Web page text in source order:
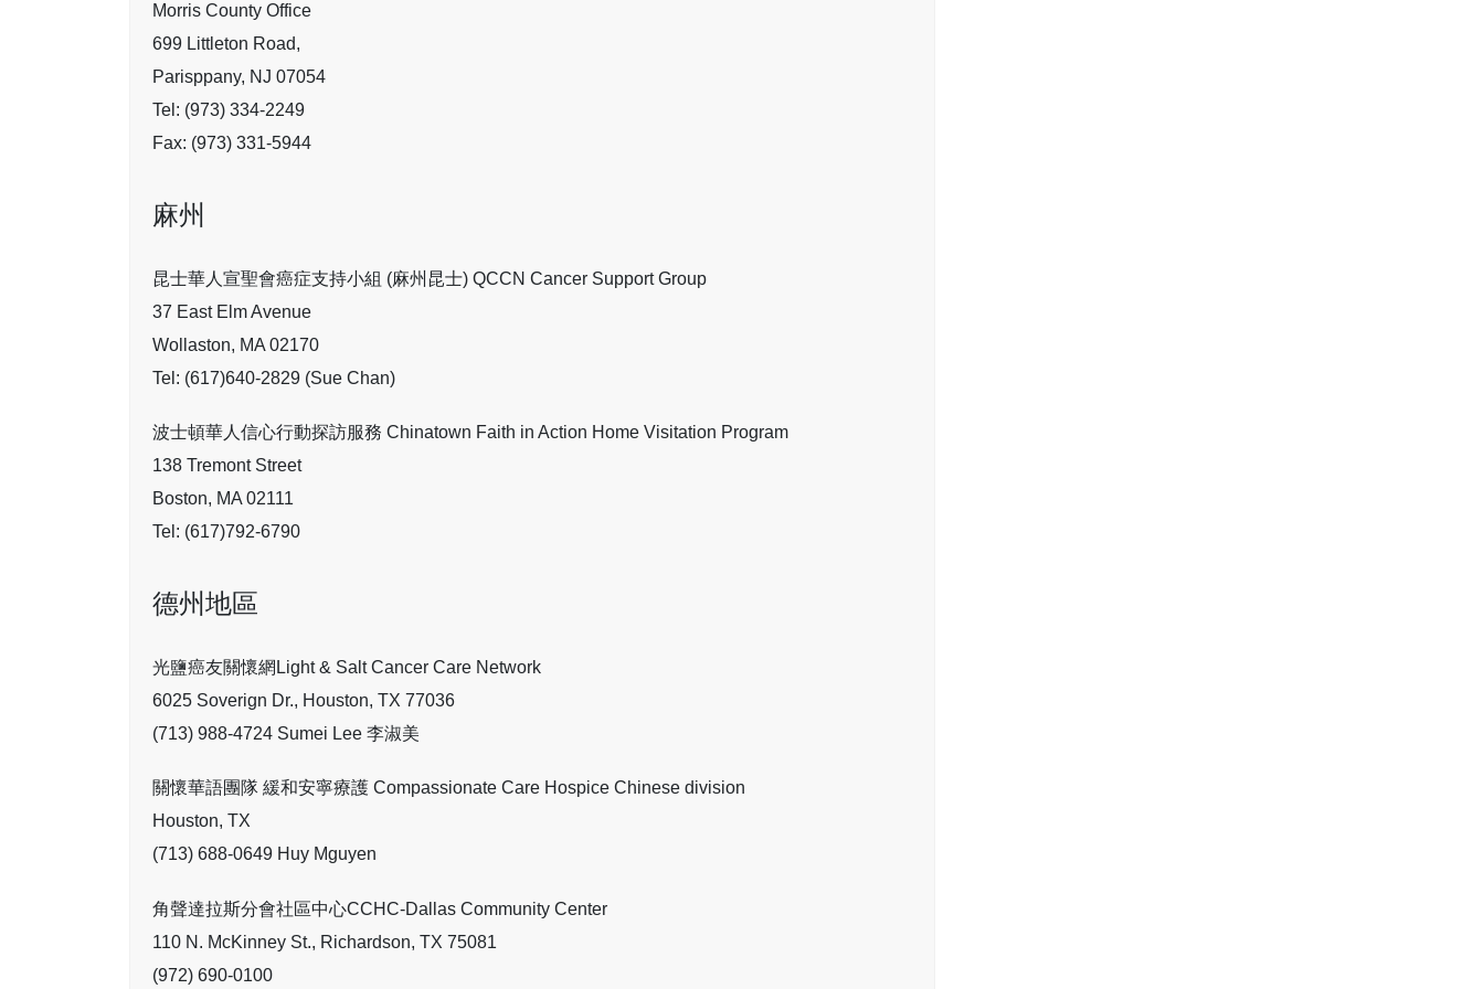
Morris County Office
699 Littleton Road,
Parisppany, NJ 07054
Tel: (973) 334-2249
Fax: (973) 331-5944
麻州
昆士華人宣聖會癌症支持小組 (麻州昆士) QCCN Cancer Support Group
37 East Elm Avenue
Wollaston, MA 02170
Tel: (617)640-2829 (Sue Chan)
波士頓華人信心行動探訪服務 Chinatown Faith in Action Home Visitation Program
138 Tremont Street
Boston, MA 02111
Tel: (617)792-6790
德州地區
光鹽癌友關懷網Light & Salt Cancer Care Network
6025 Soverign Dr., Houston, TX 77036
(713) 988-4724 Sumei Lee 李淑美
關懷華語團隊 緩和安寧療護 Compassionate Care Hospice Chinese division
Houston, TX
(713) 688-0649 Huy Mguyen
角聲達拉斯分會社區中心CCHC-Dallas Community Center
110 N. McKinney St., Richardson, TX 75081
(972) 690-0100